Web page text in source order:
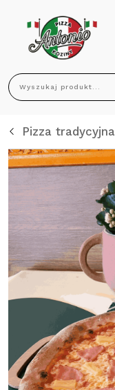
Wyszukaj produkt...
Pizza tradycyjna